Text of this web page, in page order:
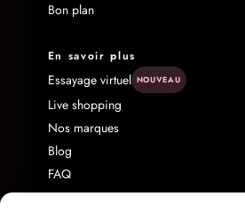
Bon plan
En savoir plus
Essayage virtuel NOUVEAU
Live shopping
Nos marques
Blog
FAQ
Livraison & Retour